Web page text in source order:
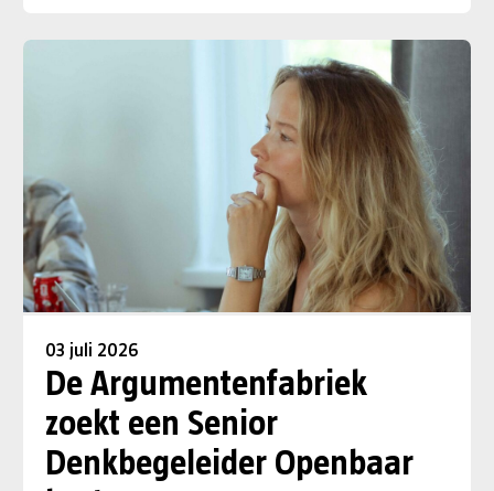
03 juli 2026
De Argumentenfabriek
zoekt een Senior
Denkbegeleider Openbaar